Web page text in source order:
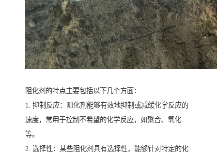
阻化剂的特点主要包括以下几个方面：
1. 抑制反应：阻化剂能够有效地抑制或减缓化学反应的
速度，常用于控制不希望的化学反应，如聚合、氧化
等。
2. 选择性：某些阻化剂具有选择性，能够针对特定的化